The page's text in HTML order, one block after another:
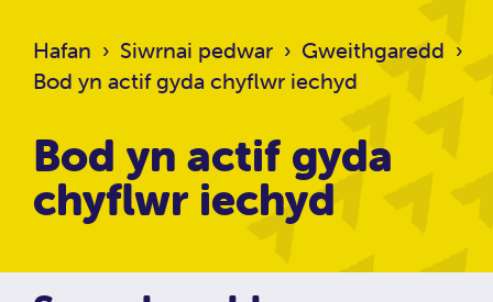
Hafan › Siwrnai pedwar › Gweithgaredd ›
Bod yn actif gyda chyflwr iechyd
Bod yn actif gyda
chyflwr iechyd